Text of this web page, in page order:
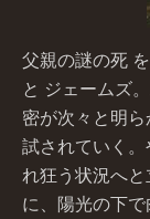
父親の謎の死
と ジェームズ
密が次々と明
試されていく
れ狂う状況へ
に、陽光の下